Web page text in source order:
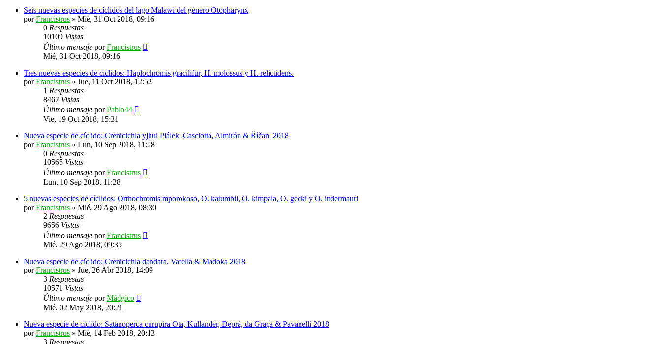
Seis nuevas especies de cíclidos del lago Malawi del género Otopharynx
porFrancistrus » Mié, 31 Oct 2018, 09:16
0 Respuestas
10109 Vistas
Último mensaje porFrancistrus
Mié, 31 Oct 2018, 09:16
Tres nuevas especies de cíclidos: Haplochromis gracilifur, H. molossus y H. relictidens.
porFrancistrus » Jue, 11 Oct 2018, 12:52
1 Respuestas
8467 Vistas
Último mensaje porPablo44
Vie, 19 Oct 2018, 15:31
Nueva especie de cíclido: Crenicichla yjhui Piálek, Casciotta, Almirón & Říčan, 2018
porFrancistrus » Lun, 10 Sep 2018, 11:28
0 Respuestas
10565 Vistas
Último mensaje porFrancistrus
Lun, 10 Sep 2018, 11:28
5 nuevas especies de cíclidos: Orthochromis mporokoso, O. katumbii, O. kimpala, O. gecki y O. indermauri
porFrancistrus » Mié, 29 Ago 2018, 08:30
2 Respuestas
9656 Vistas
Último mensaje porFrancistrus
Mié, 29 Ago 2018, 09:35
Nueva especie de cíclido: Crenicichla dandara, Varella & Madoka 2018
porFrancistrus » Jue, 26 Abr 2018, 14:09
3 Respuestas
10571 Vistas
Último mensaje porMádgico
Mié, 02 May 2018, 20:21
Nueva especie de cíclido: Satanoperca curupira Ota, Kullander, Deprá, da Graça & Pavanelli 2018
porFrancistrus » Mié, 14 Feb 2018, 20:13
3 Respuestas